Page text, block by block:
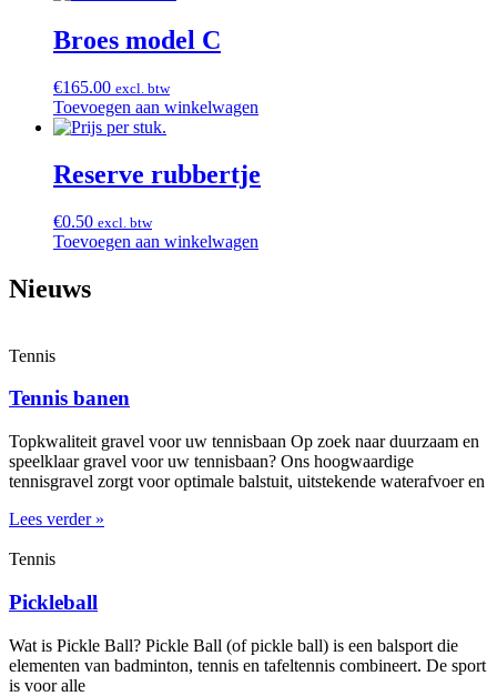
Broes model C
€165.00 excl. btw
Toevoegen aan winkelwagen
Reserve rubbertje
€0.50 excl. btw
Toevoegen aan winkelwagen
Nieuws
Tennis
Tennis banen
Topkwaliteit gravel voor uw tennisbaan Op zoek naar duurzaam en
speelklaar gravel voor uw tennisbaan? Ons hoogwaardige
tennisgravel zorgt voor optimale balstuit, uitstekende waterafvoer en
Lees verder »
Tennis
Pickleball
Wat is Pickle Ball? Pickle Ball (of pickle ball) is een balsport die
elementen van badminton, tennis en tafeltennis combineert. De sport
is voor alle